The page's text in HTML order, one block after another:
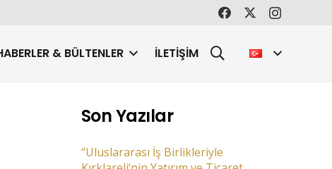
& BÜLTENLER İLETIŞIM
Son Yazılar
“Uluslararası İş Birlikleriyle